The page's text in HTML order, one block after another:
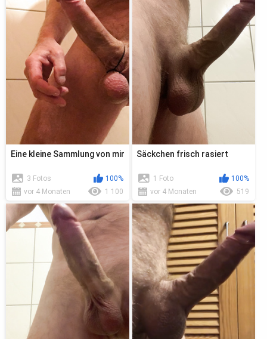
Eine kleine Sammlung von mir
3 Fotos
100%
vor 4 Monaten
1 100
Säckchen frisch rasiert
1 Foto
100%
vor 4 Monaten
519